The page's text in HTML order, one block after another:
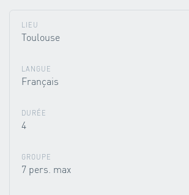
LIEU
Toulouse
LANGUE
Français
DURÉE
4
GROUPE
7 pers. max